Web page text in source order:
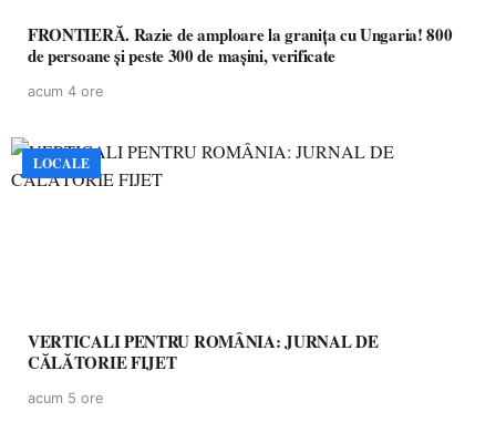
FRONTIERĂ. Razie de amploare la granița cu Ungaria! 800
de persoane și peste 300 de mașini, verificate
acum 4 ore
LOCALE
VERTICALI PENTRU ROMÂNIA: JURNAL DE
CĂLĂTORIE FIJET
acum 5 ore